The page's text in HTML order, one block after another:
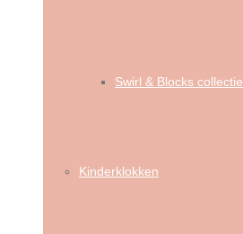
Swirl & Blocks collectie
Kinderklokken